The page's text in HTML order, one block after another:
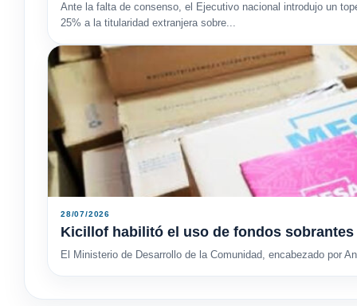
Ante la falta de consenso, el Ejecutivo nacional introdujo un
25% a la titularidad extranjera sobre...
28/07/2026
Kicillof habilitó el uso de fondos
El Ministerio de Desarrollo de la Comunidad, encabezado por